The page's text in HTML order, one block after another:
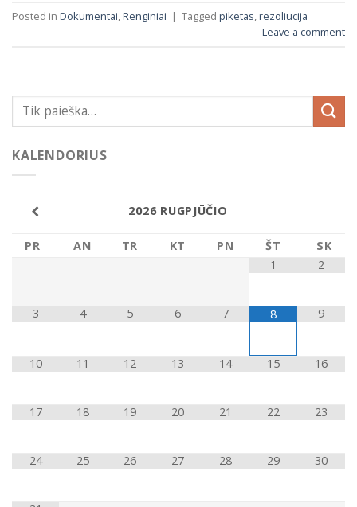
Posted in Dokumentai,Renginiai | Tagged piketas,rezoliucija
Leave a comment
KALENDORIUS
2026 RUGPJŪČIO
PR AN TR KT PN ŠT
SK
1
2
3 4 5 6 7 8 9
10 11 12 13 14 15 16
17 18 19 20 21 22 23
24 25 26 27 28 29 30